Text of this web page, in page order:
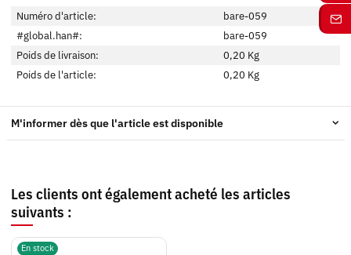
Numéro d'article:
bare-059
#global.han#:
bare-059
Poids de livraison:
0,20 Kg
Poids de l'article:
0,20 Kg
M'informer dès que l'article est disponible
Les clients ont également acheté les articles
suivants :
En stock